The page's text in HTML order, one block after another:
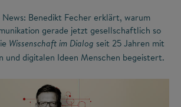
Benedikt Fecher erklärt, warum
gerade jetzt gesellschaftlich so
Wissenschaft im Dialog seit 25 Jahren mit
und digitalen Ideen Menschen begeistert.